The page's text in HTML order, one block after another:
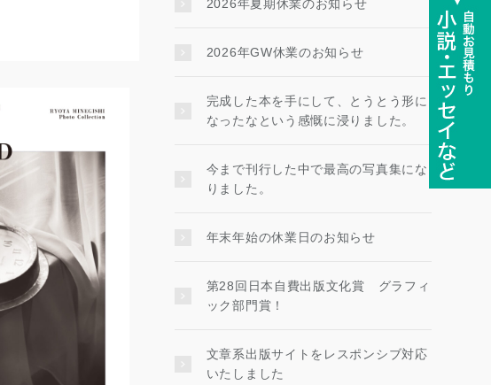
2026年夏期休業のお知らせ
2026年GW休業のお知らせ
完成した本を手にして、とうとう形に
なったなという感慨に浸りました。
今まで刊行した中で最高の写真集にな
りました。
年末年始の休業日のお知らせ
第28回日本自費出版文化賞 グラフィ
ック部門賞！
文章系出版サイトをレスポンシブ対応
いたしました